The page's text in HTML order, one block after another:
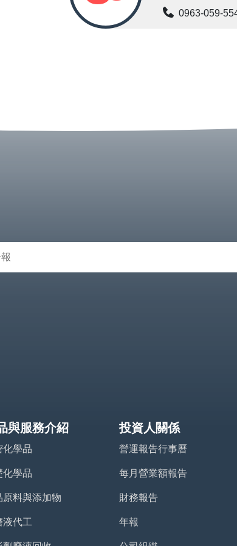
0963-059-
與服務介紹
化學品
化學品
原料與添加物
液代工
投資人關係
營運報告行事曆
每月營業額報告
財務報告
年報